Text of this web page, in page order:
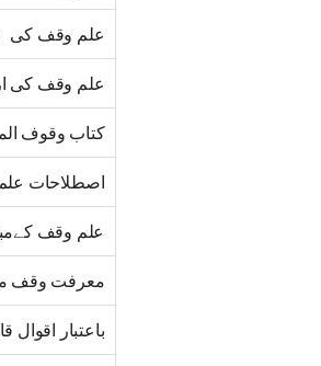
علم وقف کی
علم وقف کی
کتاب وقوف
اصطلاحات
علم وقف
معرفت وقف
باعتبار اقوال